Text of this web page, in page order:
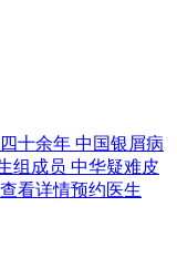
十余年 中国银屑病
组成员 中华疑难皮
查看详情预约医生